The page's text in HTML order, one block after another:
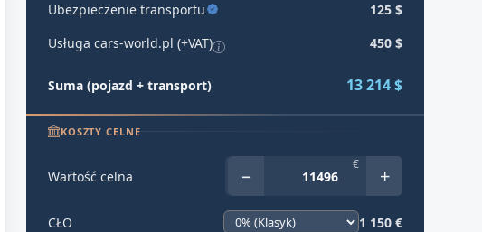
Ubezpieczenie transportu
125 $
Usługa cars-world.pl (+VAT)
450 $
Suma (pojazd + transport) 13 214 $
KOSZTY CELNE
Wartość celna − € +
CŁO 1 150 €